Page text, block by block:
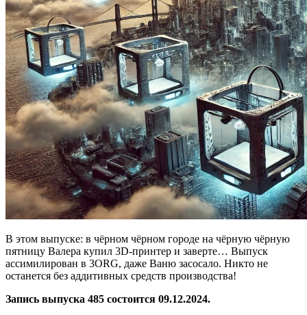
В этом выпуске: в чёрном чёрном городе на чёрную чёрную
пятницу Валера купил 3D-принтер и заверте… Выпуск
ассимилирован в 3ORG, даже Ваню засосало. Никто не
останется без аддитивных средств производства!
Запись выпуска 485 состоится 09.12.2024.